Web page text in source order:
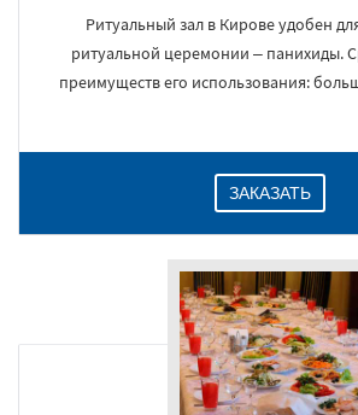
Ритуальный зал в Кирове удобен
ритуальной церемонии – панихиды.
преимуществ его использования:
ЗАКАЗАТЬ